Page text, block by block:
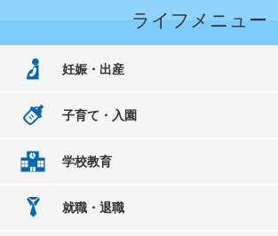
ライフメニュー
妊娠・出産
子育て・入園
学校教育
就職・退職